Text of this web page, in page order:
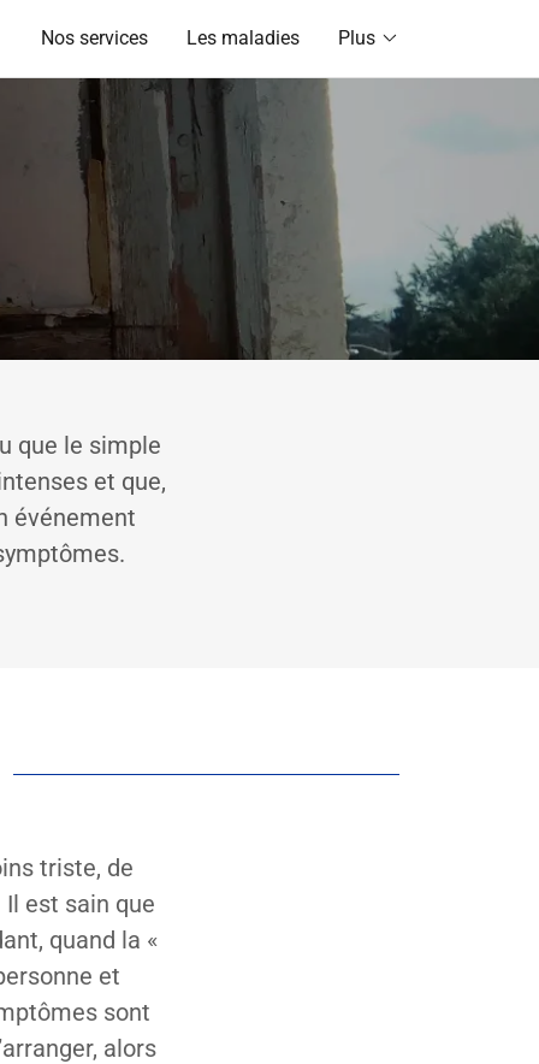
Nos services Les maladies Plus
que le simple
et que,
événement
triste, de
est sain que
quand la «
et
sont
alors